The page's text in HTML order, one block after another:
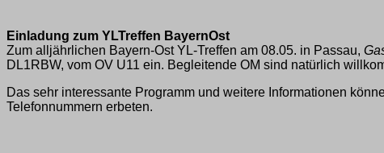
Einladung zum YL­Treffen Bayern­Ost
Zum alljährlichen Bayern-Ost YL-Treffen am 08.05. in Passau,
DL1RBW, vom OV U11 ein. Begleitende OM sind natürlich
Das sehr interessante Programm und weitere Informationen
Telefonnummern erbeten.